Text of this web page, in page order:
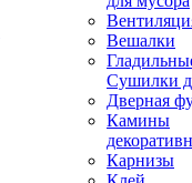
Вешалки
Сушилки
Дверная
Камины
Карнизы